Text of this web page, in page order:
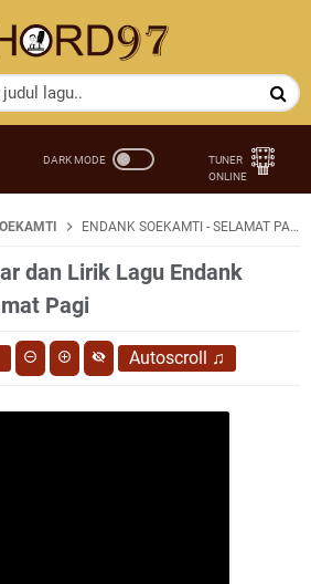
ENDANK SOEKAMTI - SELAMAT PAGI
dan Lirik Lagu Endank
Pagi
Autoscroll ♫